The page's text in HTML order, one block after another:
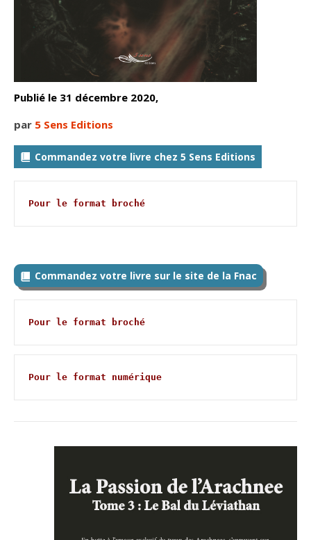
Publié le 31 décembre 2020,
par 5 Sens Editions
Commandez votre livre chez 5 Sens Editions
Pour le format broché
Commandez votre livre sur le site de la Fnac
Pour le format broché
Pour le format numérique